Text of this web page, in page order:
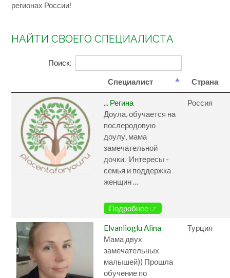
регионах России!
НАЙТИ СВОЕГО СПЕЦИАЛИСТА
Поиск:
Специалист Страна
... Регина
Доула, обучается на
послеродовую
доулу, мама
замечательной
дочки. Интересы -
семья и поддержка
женщин …
Подробнее ☞
Россия
Elvanlioglu Alina
Мама двух
замечательных
малышей)) Прошла
обучение по
Турция